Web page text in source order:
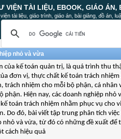
VIỆN TÀI LIỆU, EBOOK, GIÁO ÁN,
tài liệu, giáo trình, giáo án, bài giảng, đồ án,
nhỏ và vừa
của kế toán quản trị, là quá trình thu
đơn vị, thực chất kế toán trách nhiệm
nhiệm cho mỗi bộ phận, cá nhân
phận. Hiện nay, các doanh nghiệp nhỏ
toán trách nhiệm nhằm phục vụ cho
Do đó, bài viết tập trung phân tích
và vừa, từ đó có những đề xuất để
cách hiệu quả